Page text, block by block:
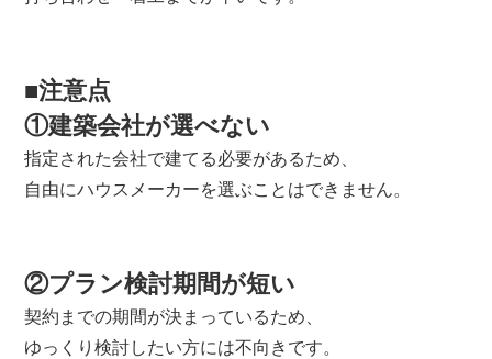
■注意点
①建築会社が選べない
指定された会社で建てる必要があるため、
自由にハウスメーカーを選ぶことはできません。
②プラン検討期間が短い
契約までの期間が決まっているため、
ゆっくり検討したい方には不向きです。